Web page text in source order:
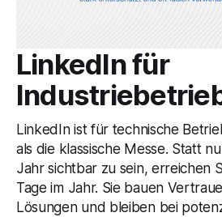
LinkedIn für
LinkedIn ist für technische
als die klassische Messe. Statt
Jahr sichtbar zu sein, erreichen
Tage im Jahr. Sie bauen
Lösungen und bleiben bei